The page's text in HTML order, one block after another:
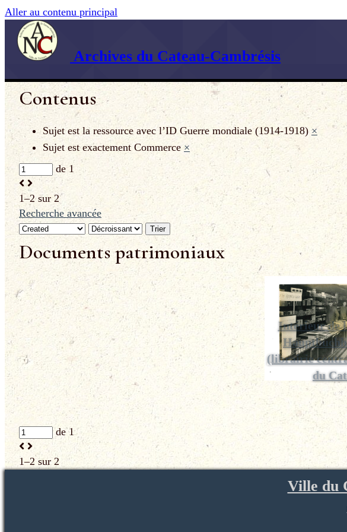
Aller au contenu principal
Archives du Cateau-Cambrésis
Contenus
Sujet est la ressource avec l’ID Guerre mondiale (1914-1918) ×
Sujet est exactement Commerce ×
de 1
1–2 sur 2
Recherche avancée
Trier
Documents patrimoniaux
Intérieur de
(librairie
du
de 1
1–2 sur 2
Ville du